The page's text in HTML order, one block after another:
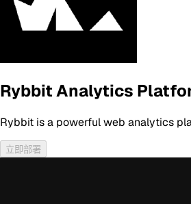
Rybbit Analytics
Rybbit is a powerful web analytics
立即部署